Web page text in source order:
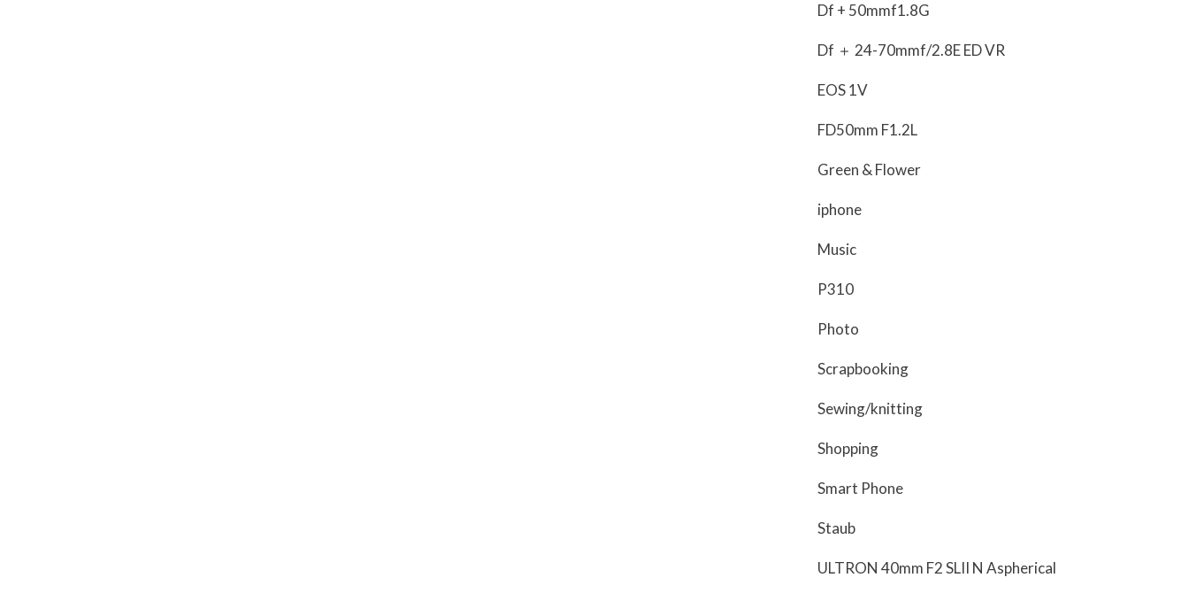
Df + 50mmf1.8G
Df ＋ 24-70mmf/2.8E ED VR
EOS 1V
FD50mm F1.2L
Green & Flower
iphone
Music
P310
Photo
Scrapbooking
Sewing/knitting
Shopping
Smart Phone
Staub
ULTRON 40mm F2 SLII N Aspherical